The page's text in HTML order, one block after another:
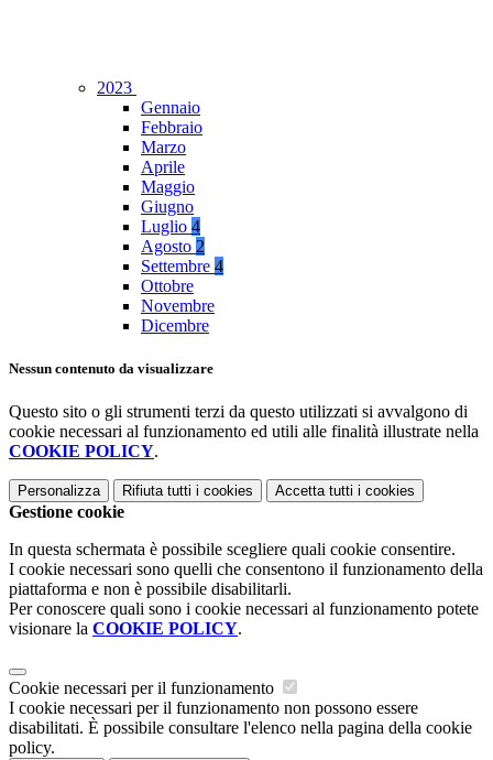
2023
Gennaio
Febbraio
Marzo
Aprile
Maggio
Giugno
Luglio 4
Agosto 2
Settembre 4
Ottobre
Novembre
Dicembre
Nessun contenuto da visualizzare
Questo sito o gli strumenti terzi da questo utilizzati si avvalgono di
cookie necessari al funzionamento ed utili alle finalità illustrate nella
COOKIE POLICY.
Personalizza Rifiuta tutti i cookies Accetta tutti i cookies
Gestione cookie
In questa schermata è possibile scegliere quali cookie consentire.
I cookie necessari sono quelli che consentono il funzionamento della
piattaforma e non è possibile disabilitarli.
Per conoscere quali sono i cookie necessari al funzionamento potete
visionare la COOKIE POLICY.
Cookie necessari per il funzionamento
I cookie necessari per il funzionamento non possono essere
disabilitati. È possibile consultare l'elenco nella pagina della cookie
policy.